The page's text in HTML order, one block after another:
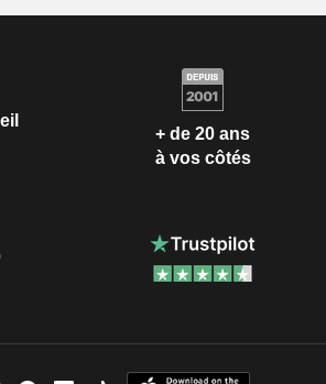
+ de 20 ans
à vos côtés